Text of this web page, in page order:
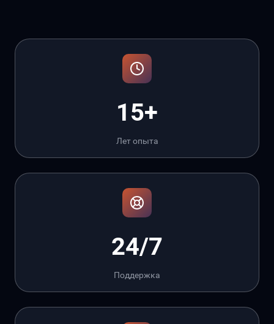
15+
Лет опыта
24/7
Поддержка